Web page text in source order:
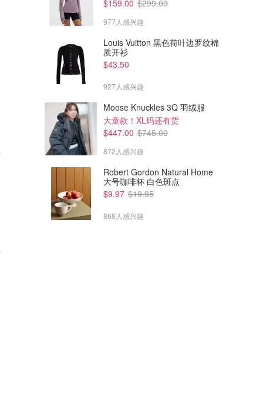
$159.00 $299.00
977人感兴趣
Louis Vuitton 黑色荷叶边罗纹棉
质开衫
$43.50
927人感兴趣
Moose Knuckles 3Q 羽绒服
大童款！XL码还有货
$447.00 $745.00
872人感兴趣
Robert Gordon Natural Home
大号咖啡杯 白色斑点
$9.97 $19.95
868人感兴趣